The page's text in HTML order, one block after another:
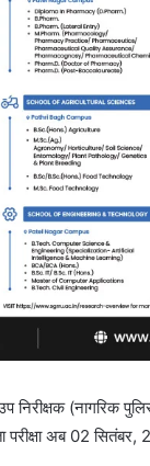
निरीक्षक (नागरिक
परीक्षा अब 02